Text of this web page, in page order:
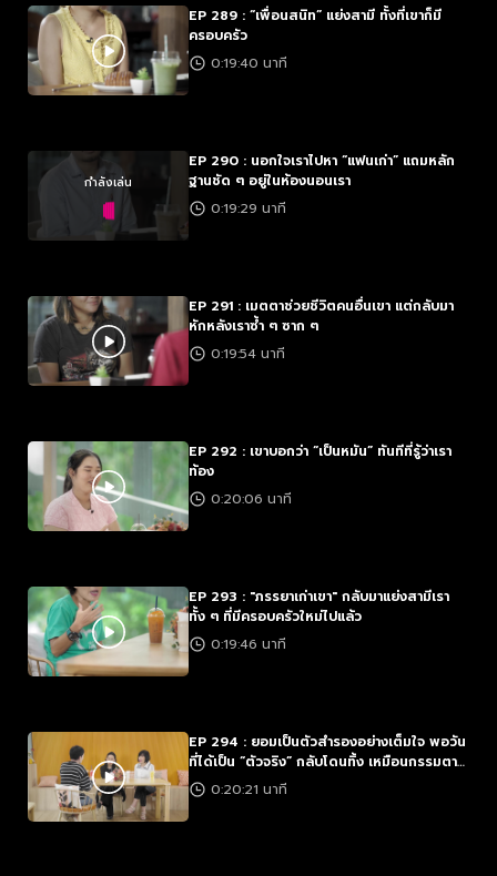
EP 289 : “เพื่อนสนิท” แย่งสามี ทั้งที่เขาก็มี
ครอบครัว
0:19:40 นาที
กำลังเล่น
EP 290 : นอกใจเราไปหา “แฟนเก่า” แถมหลัก
ฐานชัด ๆ อยู่ในห้องนอนเรา
0:19:29 นาที
EP 291 : เมตตาช่วยชีวิตคนอื่นเขา แต่กลับมา
หักหลังเราซ้ำ ๆ ซาก ๆ
0:19:54 นาที
EP 292 : เขาบอกว่า “เป็นหมัน” ทันทีที่รู้ว่าเรา
ท้อง
0:20:06 นาที
EP 293 : "ภรรยาเก่าเขา" กลับมาแย่งสามีเรา
ทั้ง ๆ ที่มีครอบครัวใหม่ไปแล้ว
0:19:46 นาที
EP 294 : ยอมเป็นตัวสำรองอย่างเต็มใจ พอวัน
ที่ได้เป็น “ตัวจริง” กลับโดนทิ้ง เหมือนกรรมตาม
ทัน 0:20:21 นาที